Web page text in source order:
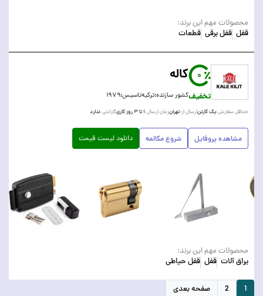
محصولات مهم این برند:
قفل قفل برقی قطعات
0
تخفیف
کاله
کشور سازنده:ترکیهتاسیس:۱۹۷۹
حداقل سفارش:یک کارتنارسال از:تهرانزمان ارسال:۱ تا ۳ روز کاری گارانتی:ندارد
مشاهده پروفایل شروع مکالمه دانلود لیست قیمت
محصولات مهم این برند:
یراق آلات قفل قفل حیاطی
1
2 صفحه بعدی